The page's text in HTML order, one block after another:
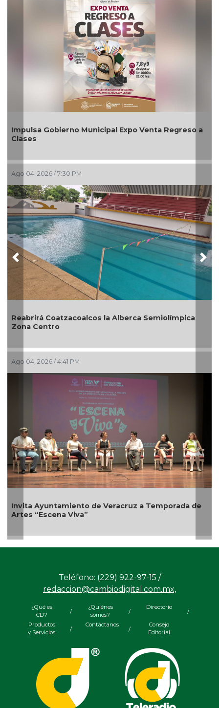
Expo Venta Regreso a
Semiolímpica
a Temporada de
Aplicará CMAS el Programa
en Pánuco
Ago 01, 2026 / 6:23 PM
Bicentenario
Previous
redaccion@cambiodigital.com.mx,
¿Qué es
CD?
/
¿Quiénes
/
Directorio
Editorial